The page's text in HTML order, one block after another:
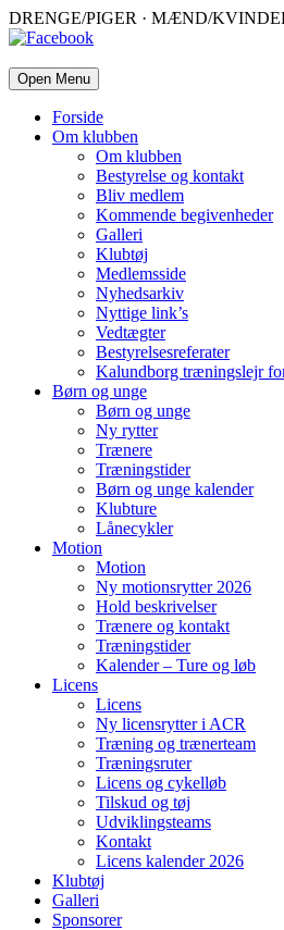
DRENGE/PIGER · MÆND/
Open Menu
Forside
Om klubben
Om klubben
Bestyrelse og kontakt
Bliv medlem
Kommende begivenheder
Galleri
Klubtøj
Medlemsside
Nyhedsarkiv
Nyttige link’s
Vedtægter
Bestyrelsesreferater
Kalundborg træningslejr
Børn og unge
Børn og unge
Ny rytter
Trænere
Træningstider
Børn og unge kalender
Klubture
Lånecykler
Motion
Motion
Ny motionsrytter 2026
Hold beskrivelser
Trænere og kontakt
Træningstider
Kalender – Ture og løb
Licens
Licens
Ny licensrytter i ACR
Træning og trænerteam
Træningsruter
Licens og cykelløb
Tilskud og tøj
Udviklingsteams
Kontakt
Licens kalender 2026
Klubtøj
Galleri
Sponsorer